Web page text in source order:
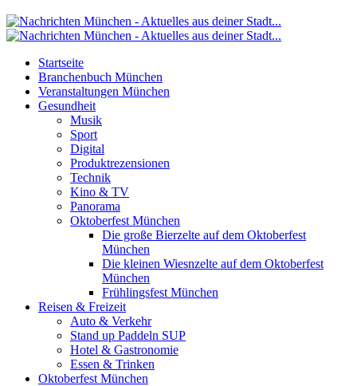
Startseite
Branchenbuch München
Veranstaltungen München
Gesundheit
Musik
Sport
Digital
Produktrezensionen
Technik
Kino & TV
Panorama
Oktoberfest München
Die große Bierzelte auf dem Oktoberfest
München
Die kleinen Wiesnzelte auf dem Oktoberfest
München
Frühlingsfest München
Reisen & Freizeit
Auto & Verkehr
Stand up Paddeln SUP
Hotel & Gastronomie
Essen & Trinken
Oktoberfest München